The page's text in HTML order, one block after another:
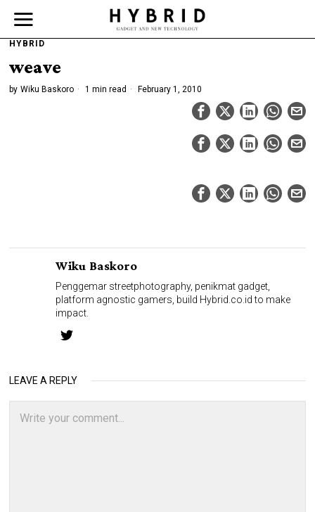
HYBRID
weave
by Wiku Baskoro 1 min read February 1, 2010
Wiku Baskoro
Penggemar streetphotography, penikmat gadget,
platform agnostic gamers, build Hybrid.co.id to make
impact.
LEAVE A REPLY